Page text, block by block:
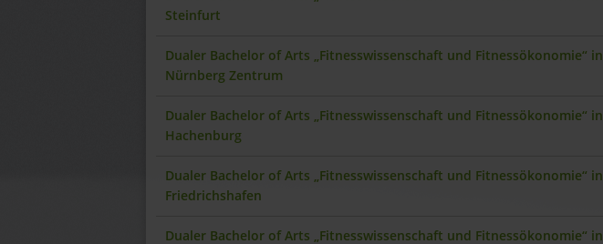
Steinfurt
Dualer Bachelor of Arts „Fitnesswissenschaft und Fitnessökonomie“ in
Nürnberg Zentrum
Dualer Bachelor of Arts „Fitnesswissenschaft und Fitnessökonomie“ in
Hachenburg
Dualer Bachelor of Arts „Fitnesswissenschaft und Fitnessökonomie“ in
Friedrichshafen
Dualer Bachelor of Arts „Fitnesswissenschaft und Fitnessökonomie“ in